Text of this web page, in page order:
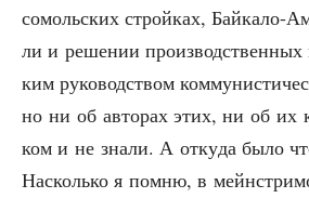
со­моль­ских строй­ках, Бай­ка­ло-
ли и реше­нии
ким руко­вод­ством
но ни об авто­рах этих, ни об их
ком и не зна­ли. А отку­да было
Насколь­ко я пом­ню, в